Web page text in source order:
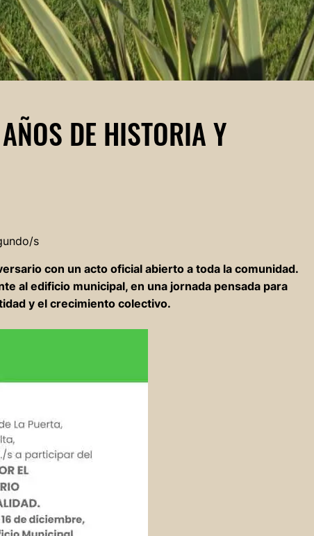
DE HISTORIA Y
s
con un acto oficial abierto a toda la comunidad.
al edificio municipal, en una jornada pensada para
y el crecimiento colectivo.